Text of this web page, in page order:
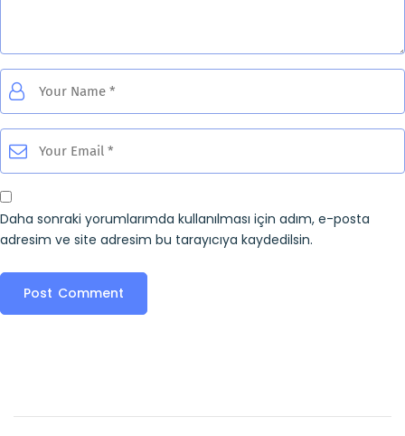
Daha sonraki yorumlarımda kullanılması için adım, e-posta
adresim ve site adresim bu tarayıcıya kaydedilsin.